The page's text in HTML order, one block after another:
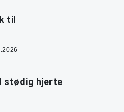
til
stødig hjerte